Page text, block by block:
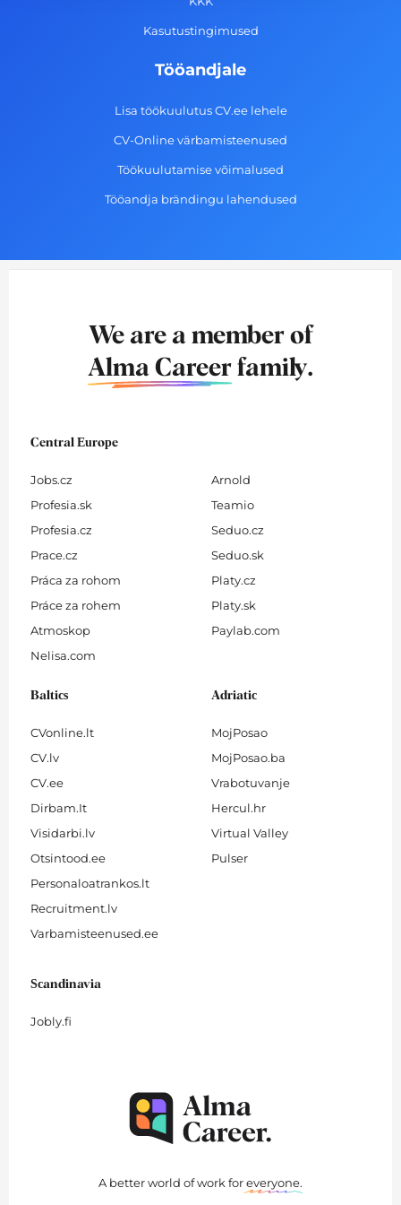
Kasutustingimused
Tööandjale
Lisa töökuulutus CV.ee lehele
CV-Online värbamisteenused
Töökuulutamise võimalused
Tööandja brändingu lahendused
We are a member of
Alma Career family.
Central Europe
Jobs.cz
Profesia.sk
Profesia.cz
Prace.cz
Práca za rohom
Práce za rohem
Atmoskop
Nelisa.com
Arnold
Teamio
Seduo.cz
Seduo.sk
Platy.cz
Platy.sk
Paylab.com
Baltics
CVonline.lt
CV.lv
CV.ee
Dirbam.It
Visidarbi.lv
Otsintood.ee
Personaloatrankos.lt
Recruitment.lv
Varbamisteenused.ee
Adriatic
MojPosao
MojPosao.ba
Vrabotuvanje
Hercul.hr
Virtual Valley
Pulser
Scandinavia
Jobly.fi
A better world of work foreveryone.